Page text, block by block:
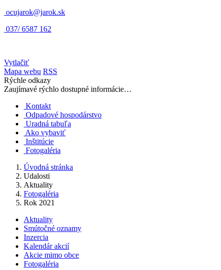
ocujarok@jarok.sk
037/ 6587 162
Vytlačiť
Mapa webu RSS
Rýchle odkazy
Zaujímavé rýchlo dostupné informácie…
Kontakt
Odpadové hospodárstvo
Uradná tabuľa
Ako vybaviť
Inštitúcie
Fotogaléria
Úvodná stránka
Udalosti
Aktuality
Fotogaléria
Rok 2021
Aktuality
Smútočné oznamy
Inzercia
Kalendár akcií
Akcie mimo obce
Fotogaléria